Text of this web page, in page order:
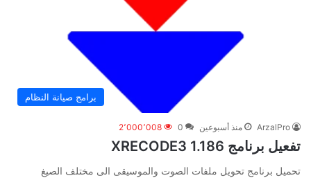
برامج صيانة النظام
ArzalPro منذ أسبوعين 0 2٬000٬008
تفعيل برنامج XRECODE3 1.186
تحميل برنامج تحويل ملفات الصوت والموسيقى الى مختلف الصيغ